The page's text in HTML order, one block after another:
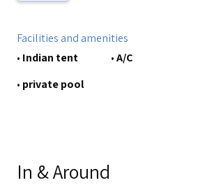
Facilities and amenities
• Indian tent •A/C
• private pool
In & Around